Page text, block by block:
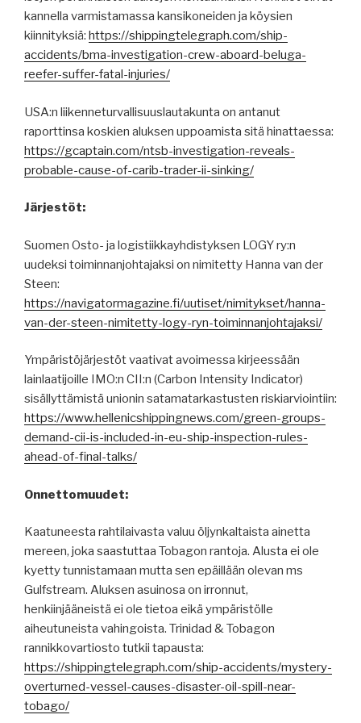
kannella varmistamassa kansikoneiden ja köysien
kiinnityksiä: https://shippingtelegraph.com/ship-
accidents/bma-investigation-crew-aboard-beluga-
reefer-suffer-fatal-injuries/
USA:n liikenneturvallisuuslautakunta on antanut
raporttinsa koskien aluksen uppoamista sitä hinattaessa:
https://gcaptain.com/ntsb-investigation-reveals-
probable-cause-of-carib-trader-ii-sinking/
Järjestöt:
Suomen Osto- ja logistiikkayhdistyksen LOGY ry:n
uudeksi toiminnanjohtajaksi on nimitetty Hanna van der
Steen:
https://navigatormagazine.fi/uutiset/nimitykset/hanna-
van-der-steen-nimitetty-logy-ryn-toiminnanjohtajaksi/
Ympäristöjärjestöt vaativat avoimessa kirjeessään
lainlaatijoille IMO:n CII:n (Carbon Intensity Indicator)
sisällyttämistä unionin satamatarkastusten riskiarviointiin:
https://www.hellenicshippingnews.com/green-groups-
demand-cii-is-included-in-eu-ship-inspection-rules-
ahead-of-final-talks/
Onnettomuudet:
Kaatuneesta rahtilaivasta valuu öljynkaltaista ainetta
mereen, joka saastuttaa Tobagon rantoja. Alusta ei ole
kyetty tunnistamaan mutta sen epäillään olevan ms
Gulfstream. Aluksen asuinosa on irronnut,
henkiinjääneistä ei ole tietoa eikä ympäristölle
aiheutuneista vahingoista. Trinidad & Tobagon
rannikkovartiosto tutkii tapausta:
https://shippingtelegraph.com/ship-accidents/mystery-
overturned-vessel-causes-disaster-oil-spill-near-
tobago/